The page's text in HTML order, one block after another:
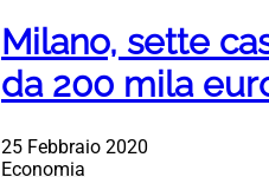
Milano, sette
da 200 mila
25 Febbraio 2020
Economia